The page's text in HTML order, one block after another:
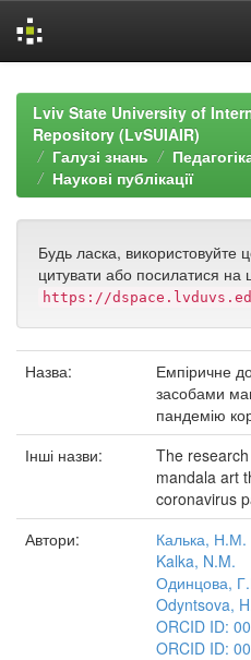
navigationLviv State University of
Repository (LvSUIAIR)
Галузі знань
Наукові публікації
Будь ласка, використовуйте
цитувати або посилатися на
https://
Назва:
Емпіричне
засобами
пандемію
Інші назви:
The
mandala art
coronavirus
Автори:
Калька, Н.М.
Kalka, N.M.
Одинцова,
Odyntsova,
ORCID ID:
ORCID ID: